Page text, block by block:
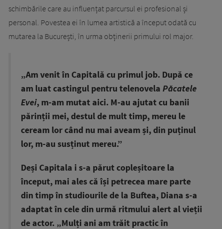
schimbările care au influențat parcursul ei profesional și
personal. Povestea ei în lumea artistică a început odată cu
mutarea la București, în urma obținerii primului rol major.
„Am venit în Capitală cu primul job. După ce
am luat castingul pentru telenovela Păcatele
Evei, m-am mutat aici. M-au ajutat cu banii
părinții mei, destul de mult timp, mereu le
ceream lor când nu mai aveam și, din puținul
lor, m-au susținut mereu.”
Deși Capitala i s-a părut copleșitoare la
început, mai ales că își petrecea mare parte
din timp în studiourile de la Buftea, Diana s-a
adaptat în cele din urmă ritmului alert al vieții
de actor. „Mulți ani am trăit practic în